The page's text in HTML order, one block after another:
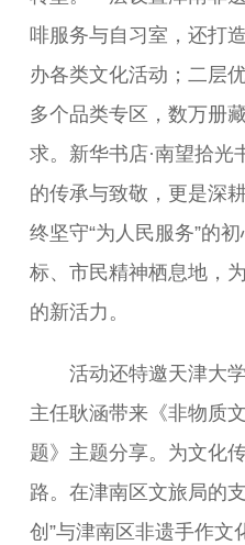
啡服务与自习室，还打
办各类文化活动；二层
多个品类专区，数万册
求。新华书店·南望拾
的传承与致敬，更是深
终坚守“为人民服务”的
标、市民精神栖息地，
的新活力。
活动还特邀天津大学
主任耿涵带来《非物质
题》主题分享。为文化
路。在津南区文旅局的
创”与津南区非遗手作文